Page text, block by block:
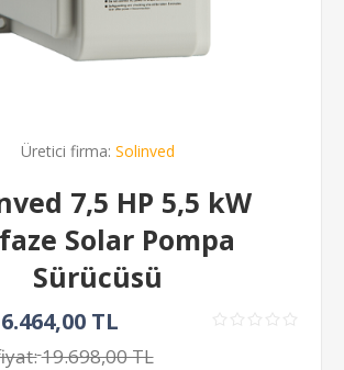
Üretici firma: Solinved
7,5 HP 5,5 kW
Solar Pompa
Sürücüsü
TL
19.698,00 TL